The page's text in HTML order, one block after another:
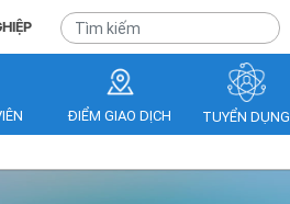
ĐIỂM GIAO DỊCH TUYỂN DỤNG